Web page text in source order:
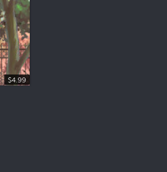
$4.99